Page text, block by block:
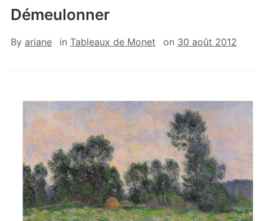
Démeulonner
By ariane in Tableaux de Monet on 30 août 2012